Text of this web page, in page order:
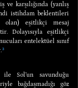
ve karşılığında (yanlış
istihdam beklentileri
olan) eşitlikçi mesaj
Dolayısıyla eşitlikçi
entelektüel sınıf
³
Sol’un savunduğu
bağdaşmadığı göz